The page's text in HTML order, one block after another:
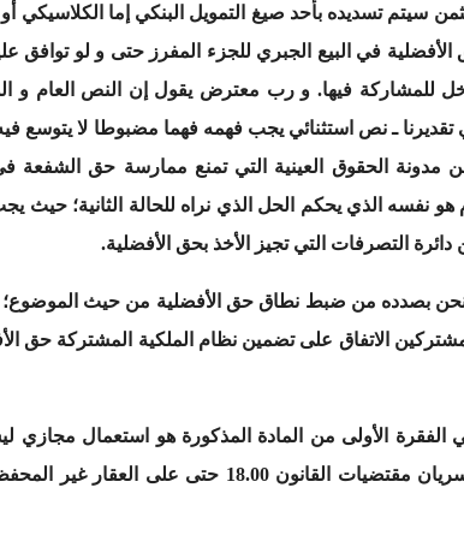
سيتم تسديده بأحد صيغ التمويل البنكي إما الكلاسيكي أو
في البيع الجبري للجزء المفرز حتى و لو توافق
للمشاركة فيها. و رب معترض يقول إن النص العام و
لكن هذا الاعتراض مردود لأن المادة 39 هي ـ في تقديرنا ـ نص استثنائي يجب فهمه فهما
التعاقد و القوة الملزمة للعقد، و هذا الفهم تؤيده المادة 302 من مدونة الحقوق العينية التي
نفسه الذي يحكم الحل الذي نراه للحالة الثانية؛ حيث
دائرة التصرفات التي تجيز الأخذ بحق الأفضلية.
نحن بصدده من ضبط نطاق حق الأفضلية من حيث الموضوع؛
فلا يمكن للملاك المشتركين الاتفاق على تضمين نظام الملكية
الأولى من المادة المذكورة هو استعمال مجازي
المقصودة تنصرف إلى معنى الجزء المفرز، لسبب بسيط يكمن في سريان